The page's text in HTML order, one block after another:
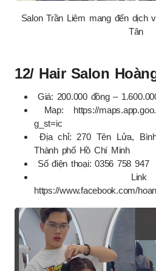
Salon Trần Liêm mang đến dịch
Tân
12/ Hair Salon
Giá: 200.000 đồng –
Map: https://
g_st=ic
Địa chỉ: 270 Tên Lửa,
Thành phố Hồ Chí Minh
Số điện thoại: 0356 758 947
Link
https://www.facebook.com/